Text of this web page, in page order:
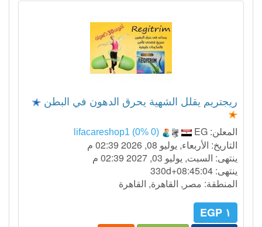
ريجتريم يقلل الشهية يحرق الدهون في البطن
المعلن: lifacareshop1 (0% 0)
EG
التاريخ: الأربعاء, يوليو 08, 2026 02:39 م
ينتهى: السبت, يوليو 03, 2027 02:39 م
ينتهى: 330d+08:45:03
المنطقة: مصر, القاهرة, القاهرة
١ EGP